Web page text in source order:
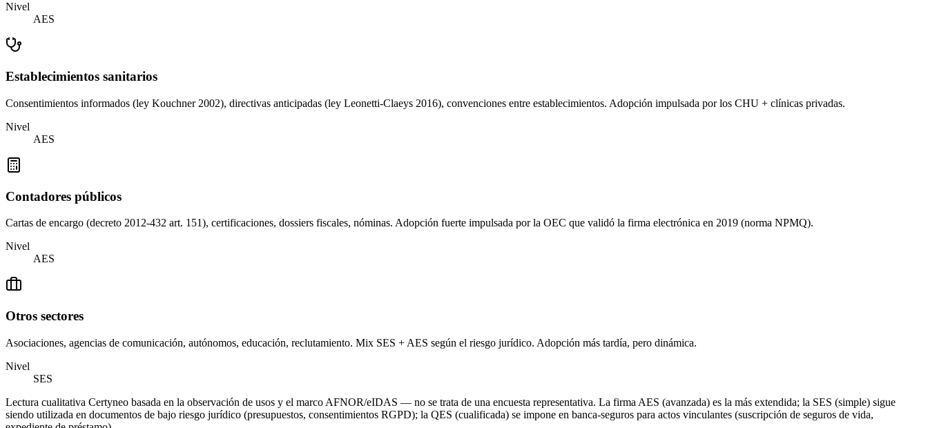
Nivel
AES
Establecimientos sanitarios
Consentimientos informados (ley Kouchner 2002), directivas anticipadas (ley Leonetti-Claeys 2016), convenciones entre establecimientos. Adopción impulsada por los CHU + clínicas privadas.
Nivel
AES
Contadores públicos
Cartas de encargo (decreto 2012-432 art. 151), certificaciones, dossiers fiscales, nóminas. Adopción fuerte impulsada por la OEC que validó la firma electrónica en 2019 (norma NPMQ).
Nivel
AES
Otros sectores
Asociaciones, agencias de comunicación, autónomos, educación, reclutamiento. Mix SES + AES según el riesgo jurídico. Adopción más tardía, pero dinámica.
Nivel
SES
Lectura cualitativa Certyneo basada en la observación de usos y el marco AFNOR/eIDAS — no se trata de una encuesta representativa. La firma AES (avanzada) es la más extendida; la SES (simple) sigue
siendo utilizada en documentos de bajo riesgo jurídico (presupuestos, consentimientos RGPD); la QES (cualificada) se impone en banca-seguros para actos vinculantes (suscripción de seguros de vida,